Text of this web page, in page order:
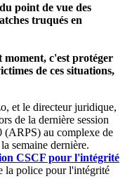
point de vue des
truqués en
moment, c'est protéger
de ces situations,
et le directeur juridique,
de la dernière session
(ARPS) au complexe de
semaine dernière.
CSCF pour l'intégrité
la police pour l'intégrité